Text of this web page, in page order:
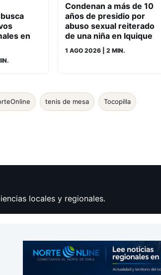
en
Condenan a más de 10
años de presidio por
abuso sexual reiterado
de una niña en Iquique
1 AGO 2026 | 2 MIN.
tenis de mesa Tocopilla
locales y regionales.